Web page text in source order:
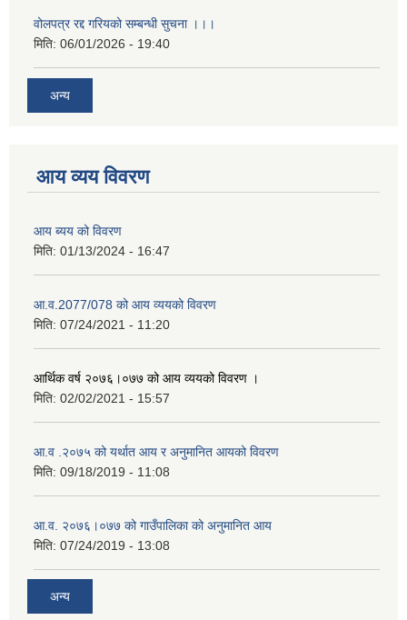
वोलपत्र रद्द गरियको सम्बन्धी सुचना ।।।
मिति: 06/01/2026 - 19:40
अन्य
आय व्यय विवरण
आय ब्यय को विवरण
मिति: 01/13/2024 - 16:47
आ.व.2077/078 को आय व्ययको विवरण
मिति: 07/24/2021 - 11:20
आर्थिक वर्ष २०७६।०७७ को आय व्ययको विवरण ।
मिति: 02/02/2021 - 15:57
आ.व .२०७५ को यर्थात आय र अनुमानित आयको विवरण
मिति: 09/18/2019 - 11:08
आ.व. २०७६।०७७ को गाउँपालिका को अनुमानित आय
मिति: 07/24/2019 - 13:08
अन्य